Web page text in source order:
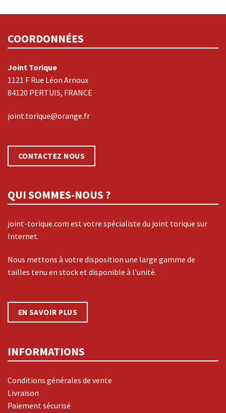
COORDONNÉES
Joint Torique
1121 F Rue Léon Arnoux
84120 PERTUIS, FRANCE
joint.torique@orange.fr
CONTACTEZ NOUS
QUI SOMMES-NOUS ?
joint-torique.com est votre spécialiste du joint torique sur
Internet.
Nous mettons à votre disposition une large gamme de
tailles tenu en stock et disponible à l'unité.
EN SAVOIR PLUS
INFORMATIONS
Conditions générales de vente
Livraison
Paiement sécurisé